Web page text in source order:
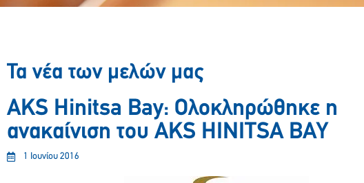
Τα νέα των μελών μας
AKS Hinitsa Bay: Ολοκληρώθηκε η
ανακαίνιση του AKS HINITSA BAY
1 Ιουνίου 2016